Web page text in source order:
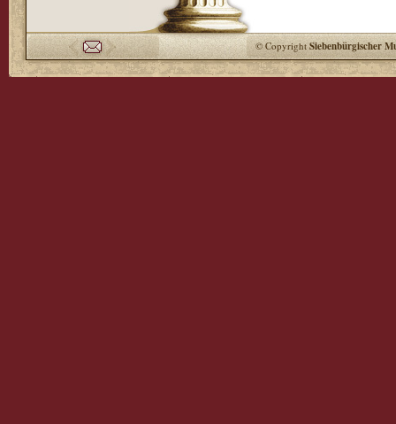
© CopyrightSiebenbürgischer